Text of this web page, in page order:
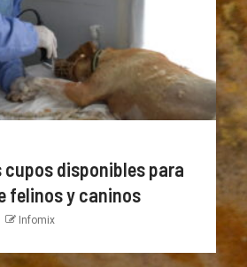
cupos disponibles para
felinos y caninos
Infomix